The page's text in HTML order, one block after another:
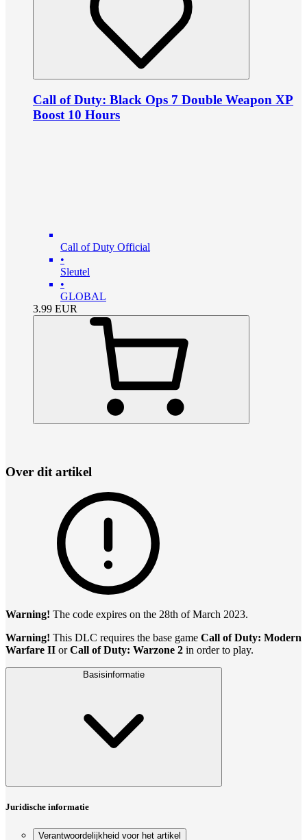
Call of Duty: Black Ops 7 Double Weapon XP
Boost 10 Hours
Call of Duty Official
•
Sleutel
•
GLOBAL
3.99 EUR
Over dit artikel
Warning! The code expires on the 28th of March 2023.
Warning! This DLC requires the base game Call of Duty: Modern
Warfare II orCall of Duty: Warzone 2 in order to play.
Basisinformatie
Juridische informatie
Verantwoordelijkheid voor het artikel